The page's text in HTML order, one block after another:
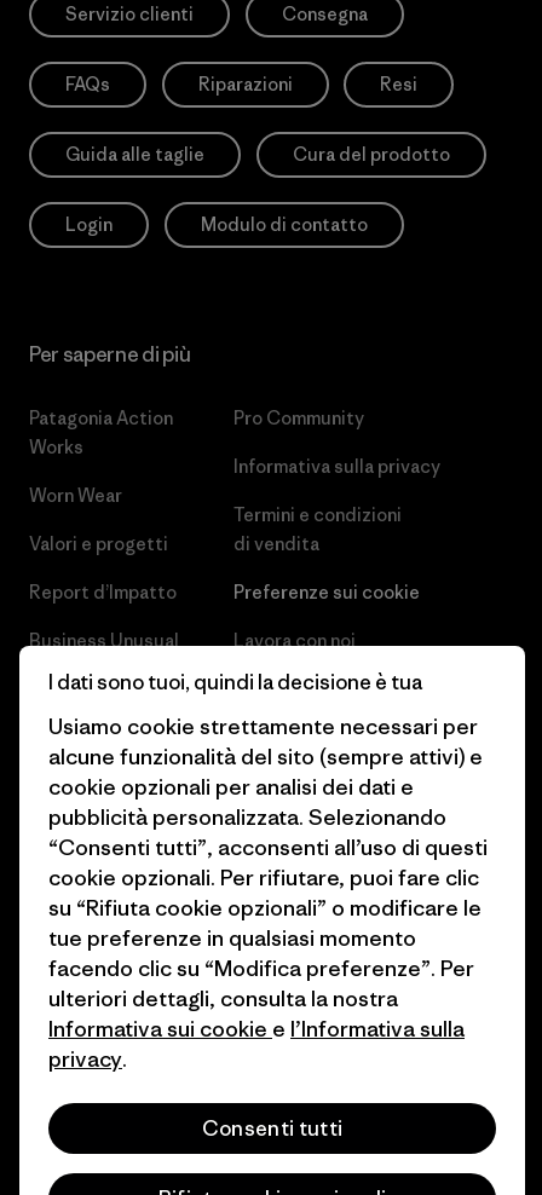
Servizio clienti Consegna
FAQs Riparazioni Resi
Guida alle taglie Cura del prodotto
Login Modulo di contatto
Per saperne di più
Patagonia Action
Works
Worn Wear
Valori e progetti
Report d’Impatto
Business Unusual
Obiettivi climatici
1% For The Planet
Come finanziamo
Buoni regalo
Trova un negozio
Pro Community
Informativa sulla privacy
Termini e condizioni
di vendita
Preferenze sui cookie
Lavora con noi
Stampa e media
Industry program
Programma di affiliazione
sito
© 2026 Patagonia, Inc. All Rights Reserved.
italiano
I dati sono tuoi, quindi la decisione è tua
Usiamo cookie strettamente necessari per
alcune funzionalità del sito (sempre attivi) e
cookie opzionali per analisi dei dati e
pubblicità personalizzata. Selezionando
“Consenti tutti”, acconsenti all’uso di questi
cookie opzionali. Per rifiutare, puoi fare clic
su “Rifiuta cookie opzionali” o modificare le
tue preferenze in qualsiasi momento
facendo clic su “Modifica preferenze”. Per
ulteriori dettagli, consulta la nostra
Informativa sui cookie e l’Informativa sulla
privacy.
Consenti tutti